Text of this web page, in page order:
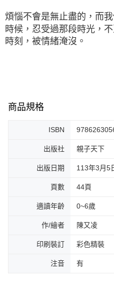
煩惱不會是無止盡的，而
時候，忍受過那段時光，
時刻，被情緒淹沒。
商品規格
ISBN
出版社 親子天下
出版日期 113年3月5
頁數 44頁
適讀年齡 0~6歲
作/繪者 陳又凌
印刷裝訂 彩色精裝
注音 有